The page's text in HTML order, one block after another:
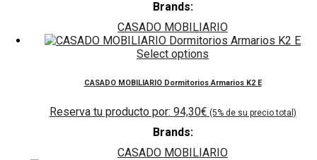
Brands:
CASADO MOBILIARIO
Select options
CASADO MOBILIARIO Dormitorios Armarios K2 E
94,30€
Brands:
CASADO MOBILIARIO